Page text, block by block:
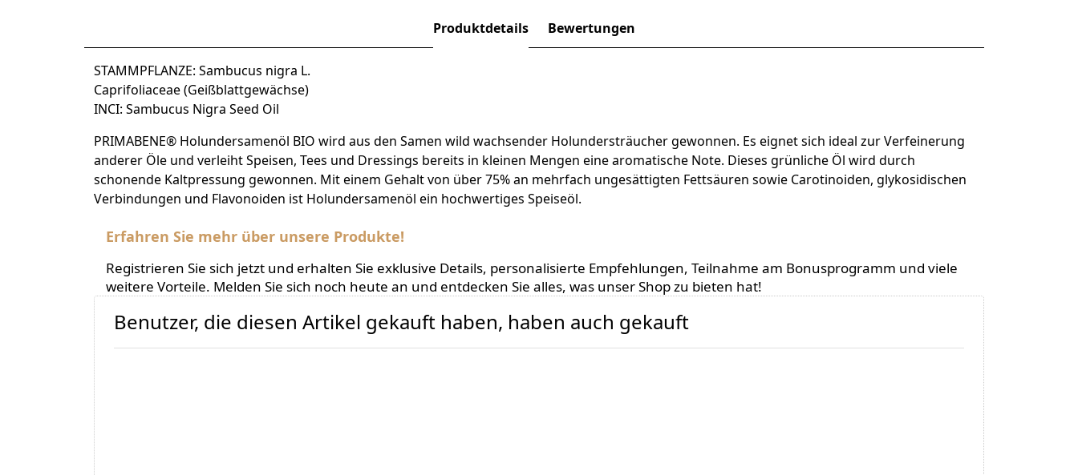
Produktdetails Bewertungen
STAMMPFLANZE: Sambucus nigra L.
Caprifoliaceae (Geißblattgewächse)
INCI: Sambucus Nigra Seed Oil
PRIMABENE® Holundersamenöl BIO wird aus den Samen wild wachsender Holundersträucher gewonnen. Es eignet sich ideal zur Verfeinerung
anderer Öle und verleiht Speisen, Tees und Dressings bereits in kleinen Mengen eine aromatische Note. Dieses grünliche Öl wird durch
schonende Kaltpressung gewonnen. Mit einem Gehalt von über 75% an mehrfach ungesättigten Fettsäuren sowie Carotinoiden, glykosidischen
Verbindungen und Flavonoiden ist Holundersamenöl ein hochwertiges Speiseöl.
Erfahren Sie mehr über unsere Produkte!
Registrieren Sie sich jetzt und erhalten Sie exklusive Details, personalisierte Empfehlungen, Teilnahme am Bonusprogramm und viele
weitere Vorteile. Melden Sie sich noch heute an und entdecken Sie alles, was unser Shop zu bieten hat!
Benutzer, die diesen Artikel gekauft haben, haben auch gekauft